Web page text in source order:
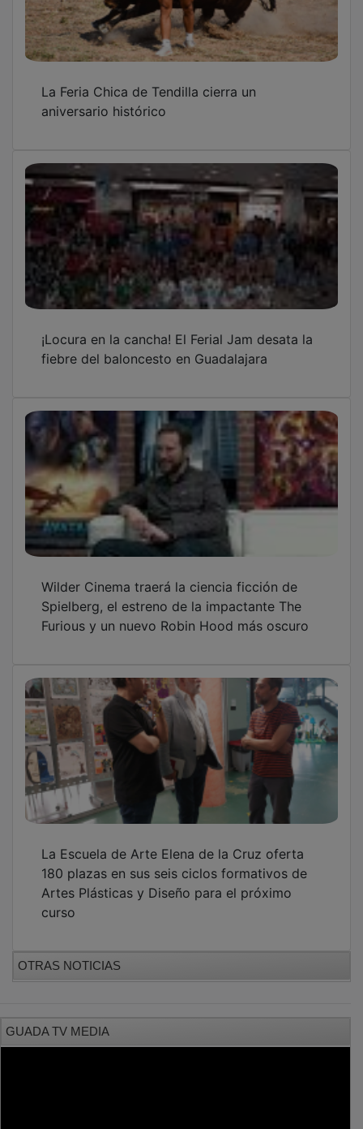
fiebre del baloncesto en Guadalajara
Wilder Cinema traerá la ciencia ficción de
Spielberg, el estreno de la impactante The
Furious y un nuevo Robin Hood más oscuro
La Escuela de Arte Elena de la Cruz oferta
180 plazas en sus seis ciclos formativos de
Artes Plásticas y Diseño para el próximo
OTRAS NOTICIAS
GUADA TV MEDIA
PUBLICIDAD